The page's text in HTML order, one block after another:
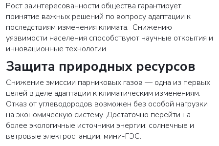
Рост заинтересованности общества гарантирует
принятие важных решений по вопросу адаптации к
последствиям изменения климата. Снижению
уязвимости населения способствуют научные открытия и
инновационные технологии.
Защита природных ресурсов
Снижение эмиссии парниковых газов — одна из первых
целей в деле адаптации к климатическим изменениям.
Отказ от углеводородов возможен без особой нагрузки
на экономическую систему. Достаточно перейти на
более экологичные источники энергии: солнечные и
ветровые электростанции, мини-ГЭС.